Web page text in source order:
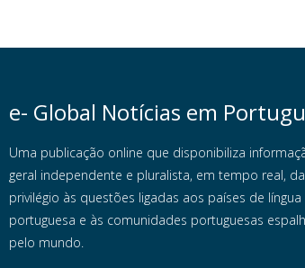
e- Global Notícias em
Uma publicação online que disponibiliza
geral independente e pluralista, em tempo real,
privilégio às questões ligadas aos países de língua
portuguesa e às comunidades portuguesas
pelo mundo.